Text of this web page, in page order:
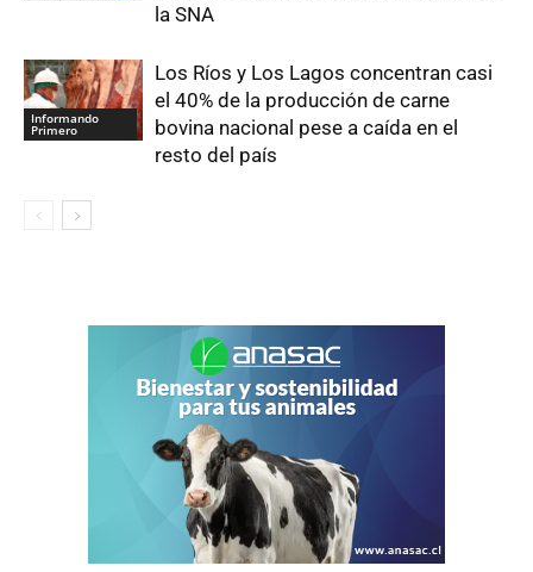
la SNA
Informando
Primero
Los Ríos y Los Lagos concentran casi
el 40% de la producción de carne
bovina nacional pese a caída en el
resto del país